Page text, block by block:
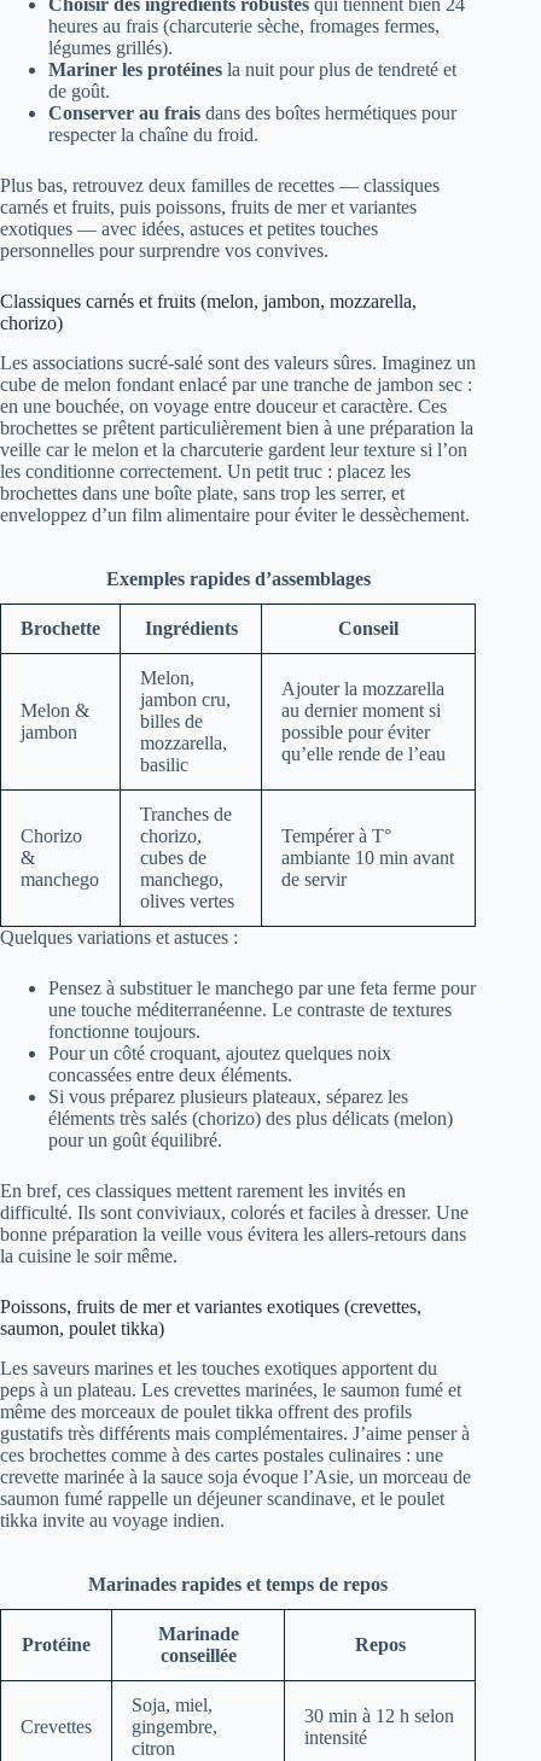
heures au frais (charcuterie sèche, fromages fermes,
légumes grillés).
Mariner les protéines la nuit pour plus de tendreté et
de goût.
Conserver au frais dans des boîtes hermétiques pour
respecter la chaîne du froid.
Plus bas, retrouvez deux familles de recettes — classiques
carnés et fruits, puis poissons, fruits de mer et variantes
exotiques — avec idées, astuces et petites touches
personnelles pour surprendre vos convives.
Classiques carnés et fruits (melon, jambon, mozzarella,
chorizo)
Les associations sucré-salé sont des valeurs sûres. Imaginez un
cube de melon fondant enlacé par une tranche de jambon sec :
en une bouchée, on voyage entre douceur et caractère. Ces
brochettes se prêtent particulièrement bien à une préparation la
veille car le melon et la charcuterie gardent leur texture si l’on
les conditionne correctement. Un petit truc : placez les
brochettes dans une boîte plate, sans trop les serrer, et
enveloppez d’un film alimentaire pour éviter le dessèchement.
Exemples rapides d’assemblages
Brochette Ingrédients Conseil
Melon &
jambon
Melon,
jambon cru,
billes de
mozzarella,
basilic
Ajouter la mozzarella
au dernier moment si
possible pour éviter
qu’elle rende de l’eau
Chorizo
&
manchego
Tranches de
chorizo,
cubes de
manchego,
olives vertes
Tempérer à T°
ambiante 10 min avant
de servir
Quelques variations et astuces :
Pensez à substituer le manchego par une feta ferme pour
une touche méditerranéenne. Le contraste de textures
fonctionne toujours.
Pour un côté croquant, ajoutez quelques noix
concassées entre deux éléments.
Si vous préparez plusieurs plateaux, séparez les
éléments très salés (chorizo) des plus délicats (melon)
pour un goût équilibré.
En bref, ces classiques mettent rarement les invités en
difficulté. Ils sont conviviaux, colorés et faciles à dresser. Une
bonne préparation la veille vous évitera les allers-retours dans
la cuisine le soir même.
Poissons, fruits de mer et variantes exotiques (crevettes,
saumon, poulet tikka)
Les saveurs marines et les touches exotiques apportent du
peps à un plateau. Les crevettes marinées, le saumon fumé et
même des morceaux de poulet tikka offrent des profils
gustatifs très différents mais complémentaires. J’aime penser à
ces brochettes comme à des cartes postales culinaires : une
crevette marinée à la sauce soja évoque l’Asie, un morceau de
saumon fumé rappelle un déjeuner scandinave, et le poulet
tikka invite au voyage indien.
Marinades rapides et temps de repos
Protéine
Marinade
conseillée
Repos
Crevettes
Soja, miel,
gingembre,
citron
30 min à 12 h selon
intensité